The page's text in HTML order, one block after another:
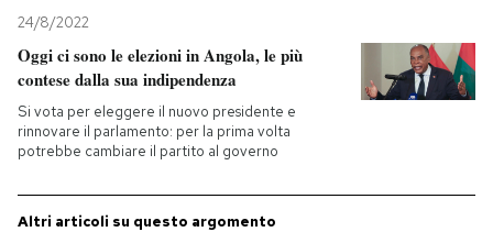
PODCAST
NEWSLETTER
I MIEI PREFERITI
24/8/2022
Oggi ci sono le elezioni in Angola, le più
contese dalla sua indipendenza
Si vota per eleggere il nuovo presidente e
rinnovare il parlamento: per la prima volta
potrebbe cambiare il partito al governo
Altri articoli su questo argomento